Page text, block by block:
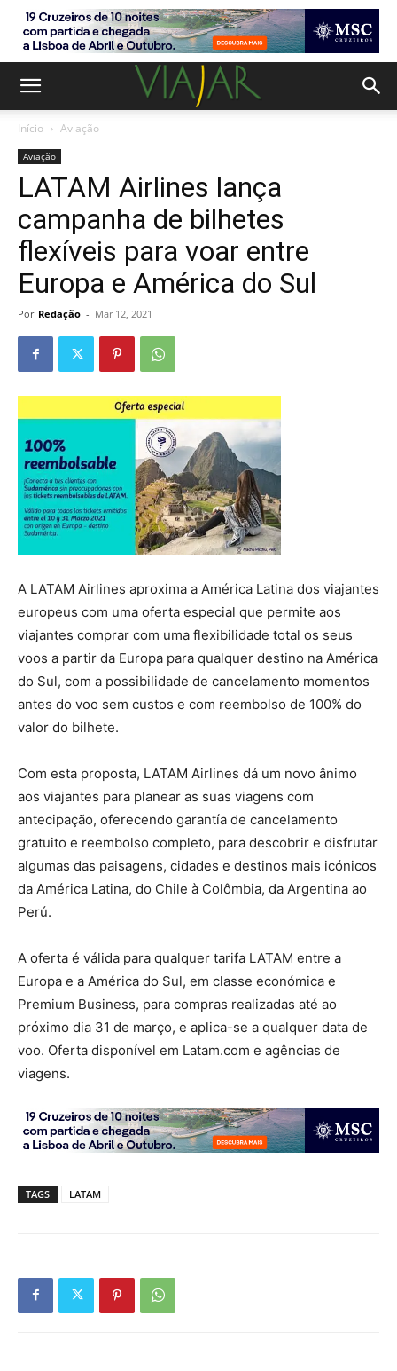
Início Aviação
Aviação
LATAM Airlines lança
campanha de bilhetes
flexíveis para voar entre
Europa e América do Sul
Por Redação - Mar 12, 2021
A LATAM Airlines aproxima a América Latina dos viajantes
europeus com uma oferta especial que permite aos
viajantes comprar com uma flexibilidade total os seus
voos a partir da Europa para qualquer destino na América
do Sul, com a possibilidade de cancelamento momentos
antes do voo sem custos e com reembolso de 100% do
valor do bilhete.
Com esta proposta, LATAM Airlines dá um novo ânimo
aos viajantes para planear as suas viagens com
antecipação, oferecendo garantía de cancelamento
gratuito e reembolso completo, para descobrir e disfrutar
algumas das paisagens, cidades e destinos mais icónicos
da América Latina, do Chile à Colômbia, da Argentina ao
Perú.
A oferta é válida para qualquer tarifa LATAM entre a
Europa e a América do Sul, em classe económica e
Premium Business, para compras realizadas até ao
próximo dia 31 de março, e aplica-se a qualquer data de
voo. Oferta disponível em Latam.com e agências de
viagens.
TAGS LATAM